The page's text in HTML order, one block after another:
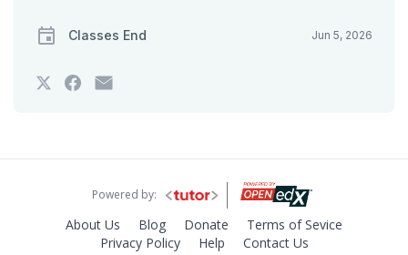
Classes End Jun 5, 2026
Tweet
that
this
course
Post
a
say
you've
enrolled
inthis
course
enrolled
inthis
course
Powered by:
About Us Blog Donate
Terms of Sevice
Privacy Policy
Help Contact Us